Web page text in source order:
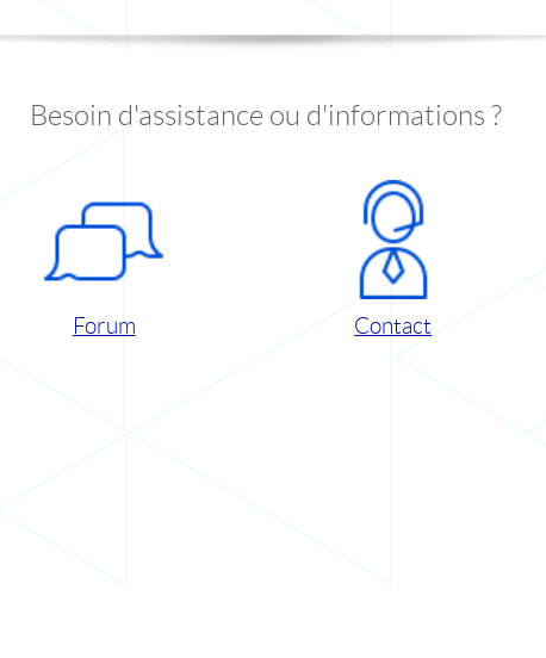
Besoin d'assistance ou d'informations ?
Forum Contact